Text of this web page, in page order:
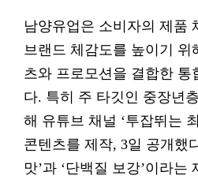
남양유업은 소비자의 제품
브랜드 체감도를 높이기 위
츠와 프로모션을 결합한 통
다. 특히 주 타깃인 중장년
해 유튜브 채널 ‘투잡뛰는
콘텐츠를 제작, 3일 공개했
맛’과 ‘단백질 보강’이라는